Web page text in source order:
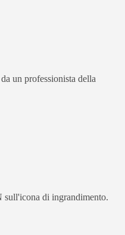
un professionista della
sull'icona di ingrandimento.